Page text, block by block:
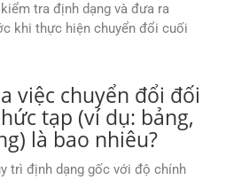
tra định dạng và đưa ra
khi thực hiện chuyển đổi cuối
việc chuyển đổi đối
tạp (ví dụ: bảng,
là bao nhiêu?
trì định dạng gốc với độ chính